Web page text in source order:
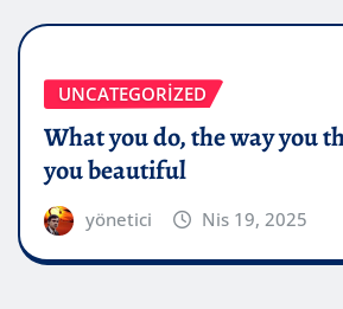
UNCATEGORIZED
What you do, the way you
you beautiful
yönetici Nis 19, 2025